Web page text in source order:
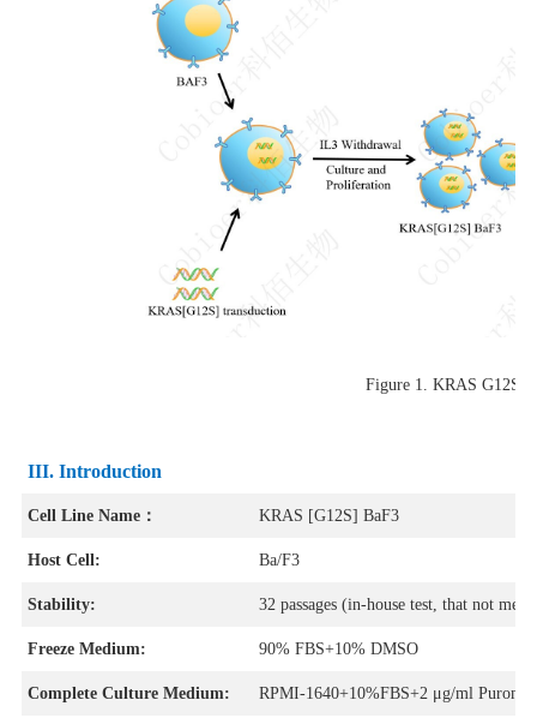
Figure 1.KRAS G12S/
III. Introduction
Cell Line Name： KRAS [G12S] BaF3
Host Cell: Ba/F3
Stability: 32 passages (in-house test, that not
Freeze Medium: 90% FBS+10% DMSO
Complete Culture Medium: RPMI-1640+10%FBS+2 μg/ml